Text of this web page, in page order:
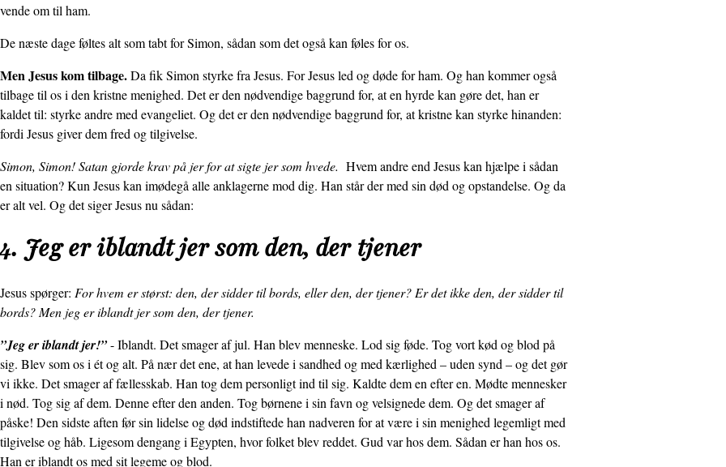
vende om til ham.
De næste dage føltes alt som tabt for Simon, sådan som det også kan føles for os.
Men Jesus kom tilbage.Da fik Simon styrke fra Jesus. For Jesus led og døde for ham. Og han kommer også
tilbage til os i den kristne menighed. Det er den nødvendige baggrund for, at en hyrde kan gøre det, han er
kaldet til: styrke andre med evangeliet. Og det er den nødvendige baggrund for, at kristne kan styrke hinanden:
fordi Jesus giver dem fred og tilgivelse.
Simon, Simon! Satan gjorde krav på jer for at sigte jer som hvede. Hvem andre end Jesus kan hjælpe i sådan
en situation? Kun Jesus kan imødegå alle anklagerne mod dig. Han står der med sin død og opstandelse. Og da
er alt vel. Og det siger Jesus nu sådan:
4. Jeg er iblandt jer som den, der tjener
Jesus spørger: For hvem er størst: den, der sidder til bords, eller den, der tjener? Er det ikke den, der sidder til
bords? Men jeg er iblandt jer som den, der tjener.
”Jeg er iblandt jer!”- Iblandt. Det smager af jul. Han blev menneske. Lod sig føde. Tog vort kød og blod på
sig. Blev som os i ét og alt. På nær det ene, at han levede i sandhed og med kærlighed – uden synd – og det gør
vi ikke. Det smager af fællesskab. Han tog dem personligt ind til sig. Kaldte dem en efter en. Mødte mennesker
i nød. Tog sig af dem. Denne efter den anden. Tog børnene i sin favn og velsignede dem. Og det smager af
påske! Den sidste aften før sin lidelse og død indstiftede han nadveren for at være i sin menighed legemligt med
tilgivelse og håb. Ligesom dengang i Egypten, hvor folket blev reddet. Gud var hos dem. Sådan er han hos os.
Han er iblandt os med sit legeme og blod.